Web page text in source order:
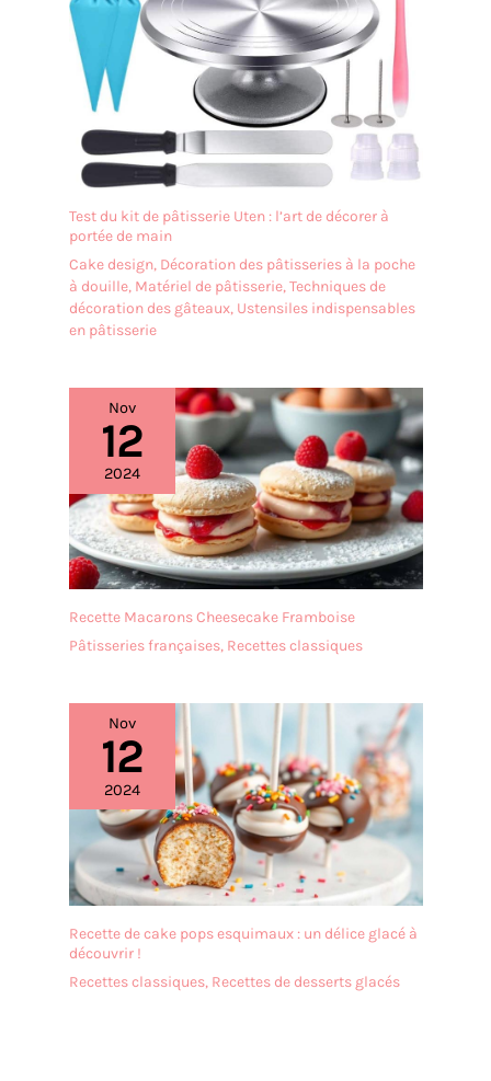
Test du kit de pâtisserie Uten : l’art de décorer à
portée de main
Cake design, Décoration des pâtisseries à la poche
à douille, Matériel de pâtisserie,Techniques de
décoration des gâteaux, Ustensiles indispensables
en pâtisserie
Nov
12
2024
Recette Macarons Cheesecake Framboise
Pâtisseries françaises, Recettes classiques
Nov
12
2024
Recette de cake pops esquimaux : un délice glacé à
découvrir !
Recettes classiques, Recettes de desserts glacés